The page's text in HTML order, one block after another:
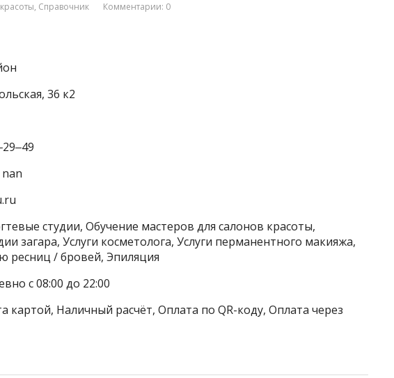
, Справочник Комментарии: 0
36 к2
студии, Обучение мастеров для салонов красоты,
загара, Услуги косметолога, Услуги перманентного макияжа,
ресниц / бровей, Эпиляция
с 08:00 до 22:00
картой, Наличный расчёт, Оплата по QR-коду, Оплата через